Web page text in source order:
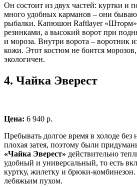
Он состоит из двух частей: куртки и
много удобных карманов – они
рыбалки. Капюшон Raftlayer «Шторм»
резинками, а высокий ворот при
и мороза. Внутри ворота – воротник
кожи. Этот костюм не боится
экологичен.
4. Чайка Эверест
Цена: 6 940 р.
Пребывать долгое время в холоде
плохая затея, поэтому были
«Чайка Эверест» действительно
удобный и универсальный, то есть
куртку, жилетку и брюки-
лебяжьим пухом.